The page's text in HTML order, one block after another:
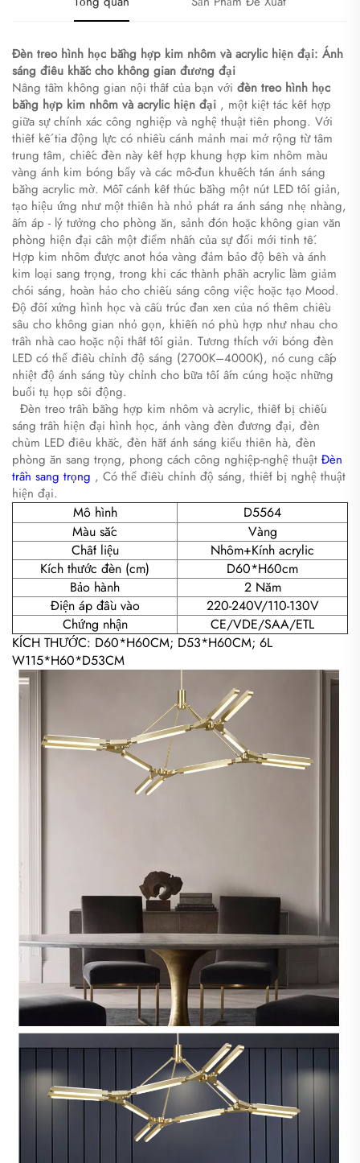
Đèn treo hình học bằng hợp kim nhôm và acrylic hiện đại: Ánh
sáng điêu khắc cho không gian đương đại
Nâng tầm không gian nội thất của bạn với đèn treo hình học
bằng hợp kim nhôm và acrylic hiện đại , một kiệt tác kết hợp
giữa sự chính xác công nghiệp và nghệ thuật tiên phong. Với
thiết kế tia động lực có nhiều cánh mảnh mai mở rộng từ tâm
trung tâm, chiếc đèn này kết hợp khung hợp kim nhôm màu
vàng ánh kim bóng bẩy và các mô-đun khuếch tán ánh sáng
bằng acrylic mờ. Mỗi cánh kết thúc bằng một nút LED tối giản,
tạo hiệu ứng như một thiên hà nhỏ phát ra ánh sáng nhẹ nhàng,
ấm áp - lý tưởng cho phòng ăn, sảnh đón hoặc không gian văn
phòng hiện đại cần một điểm nhấn của sự đổi mới tinh tế.
Hợp kim nhôm được anot hóa vàng đảm bảo độ bền và ánh
kim loại sang trọng, trong khi các thành phần acrylic làm giảm
chói sáng, hoàn hảo cho chiếu sáng công việc hoặc tạo Mood.
Độ đối xứng hình học và cấu trúc đan xen của nó thêm chiều
sâu cho không gian nhỏ gọn, khiến nó phù hợp như nhau cho
trần nhà cao hoặc nội thất tối giản. Tương thích với bóng đèn
LED có thể điều chỉnh độ sáng (2700K–4000K), nó cung cấp
nhiệt độ ánh sáng tùy chỉnh cho bữa tối ấm cúng hoặc những
buổi tụ họp sôi động.
Đèn treo trần bằng hợp kim nhôm và acrylic, thiết bị chiếu
sáng trần hiện đại hình học, ánh vàng đèn đương đại, đèn
chùm LED điêu khắc, đèn hắt ánh sáng kiểu thiên hà, đèn
phòng ăn sang trọng, phong cách công nghiệp-nghệ thuật Đèn
trần sang trọng , Có thể điều chỉnh độ sáng, thiết bị nghệ thuật
hiện đại.
Mô hình
D5564
Màu sắc
Vàng
Chất liệu
Nhôm+Kính acrylic
Kích thước đèn (cm)
D60*H60cm
Bảo hành
2 Năm
Điện áp đầu vào
220-240V/110-130V
Chứng nhận
CE/VDE/SAA/ETL
KÍCH THƯỚC: D60*H60CM; D53*H60CM; 6L
W115*H60*D53CM